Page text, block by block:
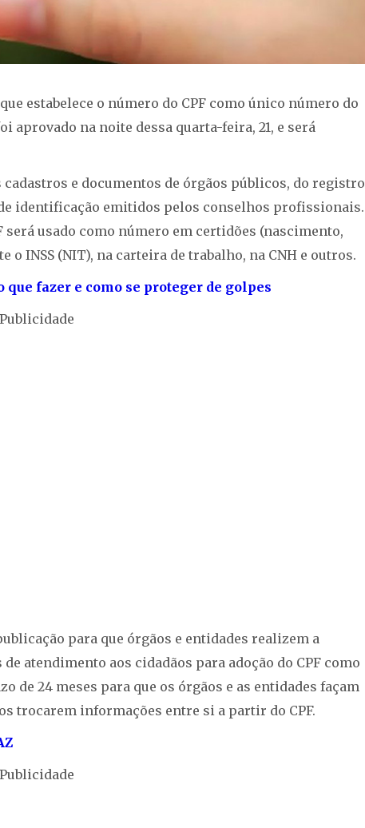
estabelece o número do CPF como único número do
aprovado na noite dessa quarta-feira, 21, e será
cadastros e documentos de órgãos públicos, do registro
identificação emitidos pelos conselhos profissionais.
usado como número em certidões (nascimento,
INSS (NIT), na carteira de trabalho, na CNH e outros.
que fazer e como se proteger de golpes
Publicidade
para que órgãos e entidades realizem a
atendimento aos cidadãos para adoção do CPF como
de 24 meses para que os órgãos e as entidades façam
trocarem informações entre si a partir do CPF.
Publicidade